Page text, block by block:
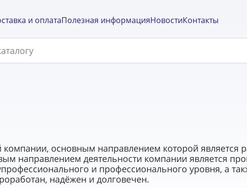
и оплатаПолезная информацияНовостиКонтакты
основным направлением которой является
направлением деятельности компании является
и профессионального уровня, а
надёжен и долговечен.